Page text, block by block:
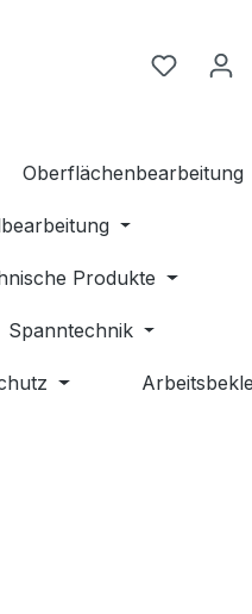
Du
Oberflächenbearbeitung
Produkte
Spanntechnik